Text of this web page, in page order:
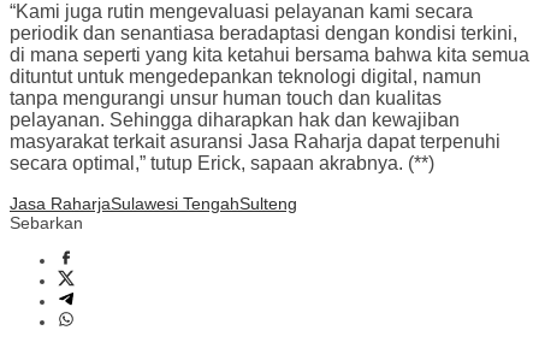
“Kami juga rutin mengevaluasi pelayanan kami secara
periodik dan senantiasa beradaptasi dengan kondisi terkini,
di mana seperti yang kita ketahui bersama bahwa kita semua
dituntut untuk mengedepankan teknologi digital, namun
tanpa mengurangi unsur human touch dan kualitas
pelayanan. Sehingga diharapkan hak dan kewajiban
masyarakat terkait asuransi Jasa Raharja dapat terpenuhi
secara optimal,” tutup Erick, sapaan akrabnya. (**)
Jasa RaharjaSulawesi TengahSulteng
Sebarkan